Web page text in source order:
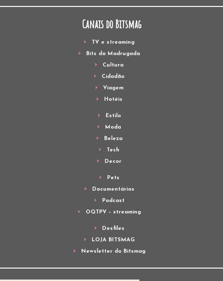
Canais do Bitsmag
TV e streaming
Bits da Madrugada
Cultura
Cidadão
Viagem
Hotéis
Estilo
Moda
Beleza
Tech
Decor
Pets
Documentários
Podcast
OQTPV – streaming
Desfiles
LOJA BITSMAG
Newsletter do Bitsmag